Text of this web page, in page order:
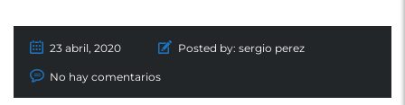
23 abril, 2020 Posted by: sergio perez
No hay comentarios